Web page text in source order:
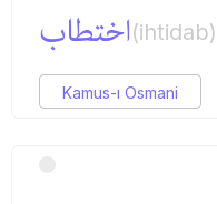
اختطاب(ihtidab)
Kamus-ı Osmani